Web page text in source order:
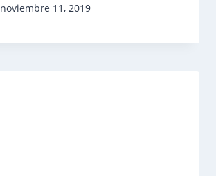
noviembre 11, 2019